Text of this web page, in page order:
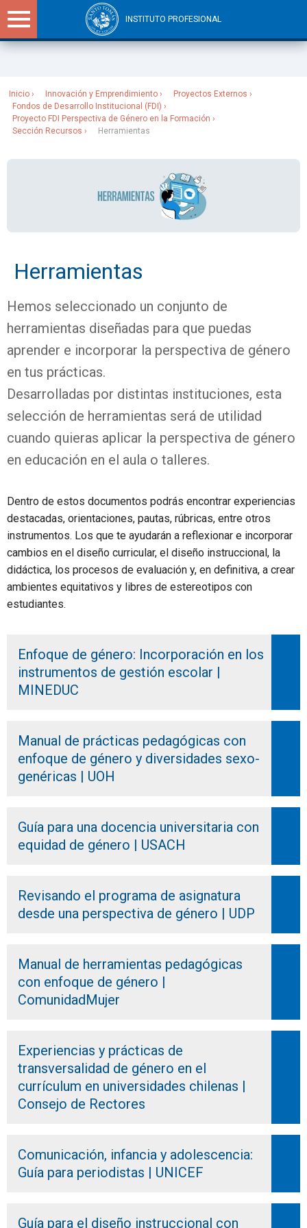
INSTITUTO PROFESIONAL
Inicio Innovación y Emprendimiento
Proyectos Externos
Fondos de Desarrollo Institucional (FDI)
Proyecto FDI Perspectiva de Género en la Formación
Sección Recursos
Herramientas
Herramientas
Hemos seleccionado un conjunto de
herramientas diseñadas para que puedas
aprender e incorporar la perspectiva de género
en tus prácticas.
Desarrolladas por distintas instituciones, esta
selección de herramientas será de utilidad
cuando quieras aplicar la perspectiva de género
en educación en el aula o talleres.
Dentro de estos documentos podrás encontrar experiencias
destacadas, orientaciones, pautas, rúbricas, entre otros
instrumentos. Los que te ayudarán a reflexionar e incorporar
cambios en el diseño curricular, el diseño instruccional, la
didáctica, los procesos de evaluación y, en definitiva, a crear
ambientes equitativos y libres de estereotipos con
estudiantes.
Enfoque de género: Incorporación en los
instrumentos de gestión escolar |
MINEDUC
Manual de prácticas pedagógicas con
enfoque de género y diversidades sexo-
genéricas | UOH
Guía para una docencia universitaria con
equidad de género | USACH
Revisando el programa de asignatura
desde una perspectiva de género | UDP
Manual de herramientas pedagógicas
con enfoque de género |
ComunidadMujer
Experiencias y prácticas de
transversalidad de género en el
currículum en universidades chilenas |
Consejo de Rectores
Comunicación, infancia y adolescencia:
Guía para periodistas | UNICEF
Guía para el diseño instruccional con